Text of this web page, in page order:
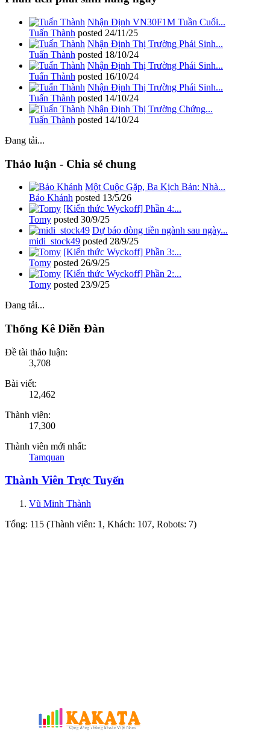
Nhận Định VN30F1M Tuần Cuối...
Tuấn Thành posted 24/11/25
Nhận Định Thị Trường Phái Sinh...
Tuấn Thành posted 18/10/24
Nhận Định Thị Trường Phái Sinh...
Tuấn Thành posted 16/10/24
Nhận Định Thị Trường Phái Sinh...
Tuấn Thành posted 14/10/24
Nhận Định Thị Trường Chứng...
Tuấn Thành posted 14/10/24
Đang tải...
Thảo luận - Chia sẻ chung
Một Cuộc Gặp, Ba Kịch Bản: Nhà...
Bảo Khánh posted 13/5/26
[Kiến thức Wyckoff] Phần 4:...
Tomy posted 30/9/25
Dự báo dòng tiền ngành sau ngày...
midi_stock49 posted 28/9/25
[Kiến thức Wyckoff] Phần 3:...
Tomy posted 26/9/25
[Kiến thức Wyckoff] Phần 2:...
Tomy posted 23/9/25
Đang tải...
Thống Kê Diễn Đàn
Đề tài thảo luận:
3,708
Bài viết:
12,462
Thành viên:
17,300
Thành viên mới nhất:
Tamquan
Thành Viên Trực Tuyến
Vũ Minh Thành
Tổng: 115 (Thành viên: 1, Khách: 107, Robots: 7)